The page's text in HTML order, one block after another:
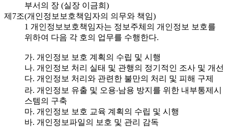
부서의 장 (실장 이금희)
제7조(개인정보보호책임자의 의무와 책임)
1 개인정보보호책임자는 정보주체의 개인정보 보호를
위하여 다음 각 호의 업무를 수행한다.
가. 개인정보 보호 계획의 수립 및 시행
나. 개인정보 처리 실태 및 관행의 정기적인 조사 및 개선
다. 개인정보 처리와 관련한 불만의 처리 및 피해 구제
라. 개인정보 유출 및 오용‧남용 방지를 위한 내부통제시
스템의 구축
마. 개인정보 보호 교육 계획의 수립 및 시행
바. 개인정보파일의 보호 및 관리 감독